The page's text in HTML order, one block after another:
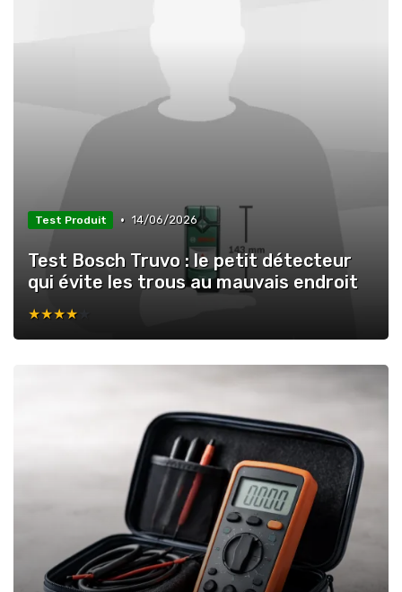
Test Produit • 14/06/2026
Test Bosch Truvo : le petit détecteur
qui évite les trous au mauvais endroit
★★★★★
★★★★★